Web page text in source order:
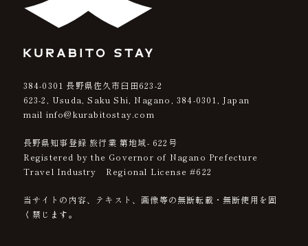
384-0301 長野県佐久市臼田623-2
623-2, Usuda, Saku Shi, Nagano, 384-0301
, Japan
mail info@kurabitostay.com
長野県知事登録 旅行業 第地域- 622号
Registered by the Governor of Nagano Prefecture
Travel Industry Regional License #622
当サイトの内容、テキスト、画像等の無断転載・無断使用を固
く禁じます。